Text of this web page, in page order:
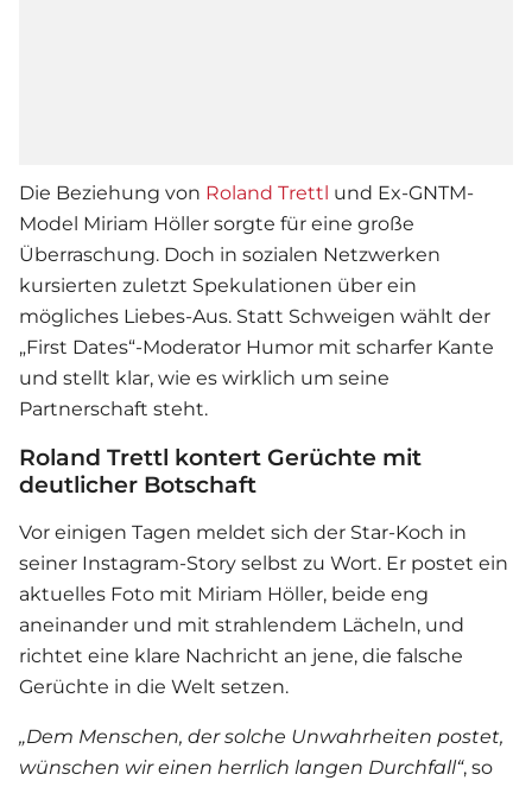
Die Beziehung von Roland Trettl und Ex-GNTM-
Model Miriam Höller sorgte für eine große
Überraschung. Doch in sozialen Netzwerken
kursierten zuletzt Spekulationen über ein
mögliches Liebes-Aus. Statt Schweigen wählt der
„First Dates“-Moderator Humor mit scharfer Kante
und stellt klar, wie es wirklich um seine
Partnerschaft steht.
Roland Trettl kontert Gerüchte mit
deutlicher Botschaft
Vor einigen Tagen meldet sich der Star-Koch in
seiner Instagram-Story selbst zu Wort. Er postet ein
aktuelles Foto mit Miriam Höller, beide eng
aneinander und mit strahlendem Lächeln, und
richtet eine klare Nachricht an jene, die falsche
Gerüchte in die Welt setzen.
„Dem Menschen, der solche Unwahrheiten postet,
wünschen wir einen herrlich langen Durchfall“, so